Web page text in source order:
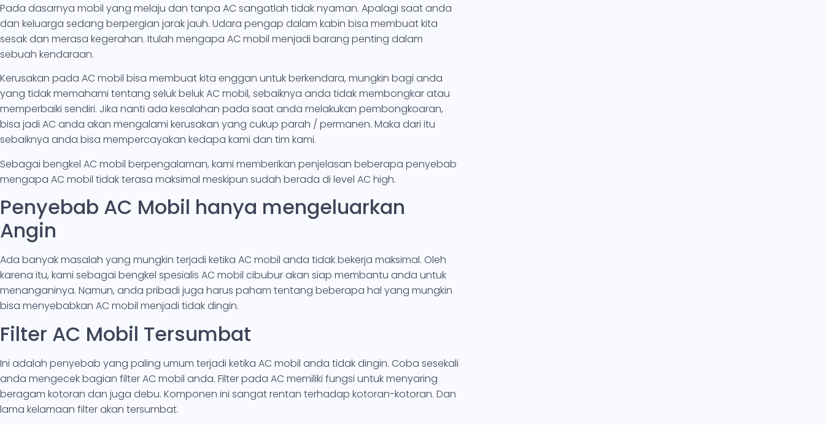
Pada dasarnya mobil yang melaju dan tanpa AC sangatlah tidak nyaman. Apalagi saat anda
dan keluarga sedang berpergian jarak jauh. Udara pengap dalam kabin bisa membuat kita
sesak dan merasa kegerahan. Itulah mengapa AC mobil menjadi barang penting dalam
sebuah kendaraan.
Kerusakan pada AC mobil bisa membuat kita enggan untuk berkendara, mungkin bagi anda
yang tidak memahami tentang seluk beluk AC mobil, sebaiknya anda tidak membongkar atau
memperbaiki sendiri. Jika nanti ada kesalahan pada saat anda melakukan pembongkoaran,
bisa jadi AC anda akan mengalami kerusakan yang cukup parah / permanen. Maka dari itu
sebaiknya anda bisa mempercayakan kedapa kami dan tim kami.
Sebagai bengkel AC mobil berpengalaman, kami memberikan penjelasan beberapa penyebab
mengapa AC mobil tidak terasa maksimal meskipun sudah berada di level AC high.
Penyebab AC Mobil hanya mengeluarkan
Angin
Ada banyak masalah yang mungkin terjadi ketika AC mobil anda tidak bekerja maksimal. Oleh
karena itu, kami sebagai bengkel spesialis AC mobil cibubur akan siap membantu anda untuk
menanganinya. Namun, anda pribadi juga harus paham tentang beberapa hal yang mungkin
bisa menyebabkan AC mobil menjadi tidak dingin.
Filter AC Mobil Tersumbat
Ini adalah penyebab yang paling umum terjadi ketika AC mobil anda tidak dingin. Coba sesekali
anda mengecek bagian filter AC mobil anda. Filter pada AC memiliki fungsi untuk menyaring
beragam kotoran dan juga debu. Komponen ini sangat rentan terhadap kotoran-kotoran. Dan
lama kelamaan filter akan tersumbat.